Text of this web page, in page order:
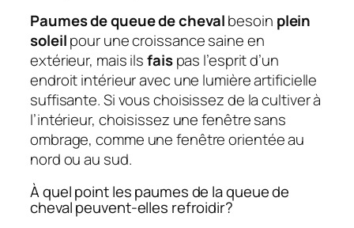
Paumes de queue de chevalbesoin plein
soleilpour une croissance saine en
extérieur, mais ilsfaispas l’esprit d’un
endroit intérieur avec une lumière artificielle
suffisante. Si vous choisissez de la cultiver à
l’intérieur, choisissez une fenêtre sans
ombrage, comme une fenêtre orientée au
nord ou au sud.
À quel point les paumes de la queue de
cheval peuvent-elles refroidir?